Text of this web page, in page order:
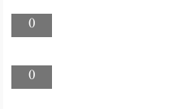
0
0